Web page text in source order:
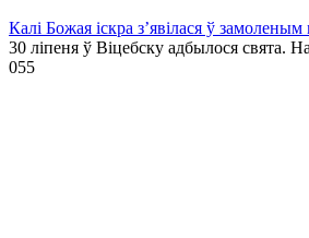
Калі Божая іскра з’явілася ў
30 ліпеня ў Віцебску адбылося свята.
055